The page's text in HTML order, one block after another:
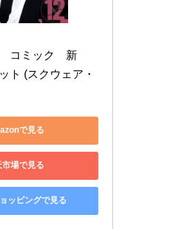
コミック　新
ト (スクウェア・
で見る
市場で見る
ッピングで見る